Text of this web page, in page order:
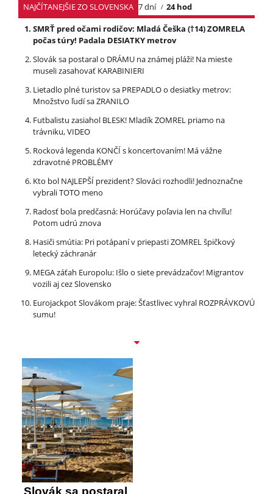
NAJČÍTANEJŠIE ZO SLOVENSKA 7 dní
24 hod
SMRŤ pred očami rodičov: Mladá Češka (†14) ZOMRELA
počas túry! Padala DESIATKY metrov
Slovák sa postaral o DRÁMU na známej pláži! Na mieste
museli zasahovať KARABINIERI
Lietadlo plné turistov sa PREPADLO o desiatky metrov:
Množstvo ľudí sa ZRANILO
Futbalistu zasiahol BLESK! Mladík ZOMREL priamo na
trávniku, VIDEO
Rocková legenda KONČÍ s koncertovaním! Má vážne
zdravotné PROBLÉMY
Kto bol NAJLEPŠÍ prezident? Slováci rozhodli! Jednoznačne
vybrali TOTO meno
Radosť bola predčasná: Horúčavy poľavia len na chvíľu!
Potom udrú znova
Hasiči smútia: Pri potápaní v priepasti ZOMREL špičkový
letecký záchranár
MEGA záťah Europolu: Išlo o siete prevádzačov! Migrantov
vozili aj cez Slovensko
Eurojackpot Slovákom praje: Šťastlivec vyhral ROZPRÁVKOVÚ
sumu!
Slovák sa postaral